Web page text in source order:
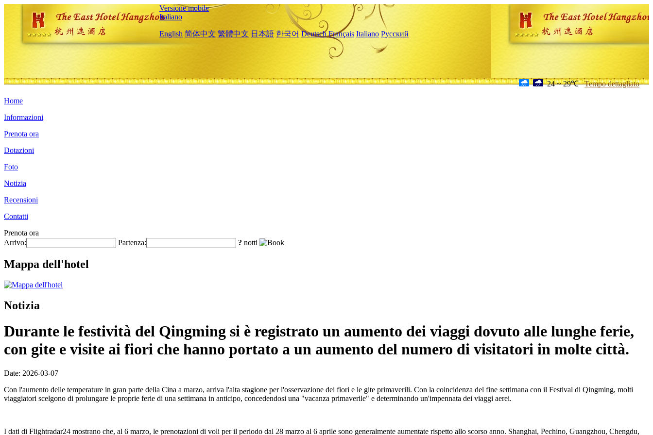
Versione mobile
Italiano
English 简体中文 繁體中文 日本語 한국어 Deutsch Français Italiano Русский
24 ~ 29℃ Tempo dettagliato
Home
Informazioni
Prenota ora
Dotazioni
Foto
Notizia
Recensioni
Contatti
Prenota ora
Arrivo:
Partenza: ? notti
Mappa dell'hotel
Notizia
Durante le festività del Qingming si è registrato un aumento dei viaggi dovuto alle lunghe ferie,
con gite e visite ai fiori che hanno portato a un aumento del numero di visitatori in molte città.
Date: 2026-03-07
Con l'aumento delle temperature in gran parte della Cina a marzo, arriva l'alta stagione per l'osservazione dei fiori e le gite primaverili. Con la coincidenza del fine settimana con il Festival di Qingming, molti
viaggiatori scelgono di prolungare le proprie ferie di una settimana in anticipo, concedendosi una "vacanza primaverile" e determinando un'impennata dei viaggi aerei.
I dati di Flightradar24 mostrano che, al 6 marzo, le prenotazioni di voli per il periodo dal 28 marzo al 6 aprile sono generalmente aumentate rispetto allo scorso anno. Shanghai, Pechino, Guangzhou, Chengdu,